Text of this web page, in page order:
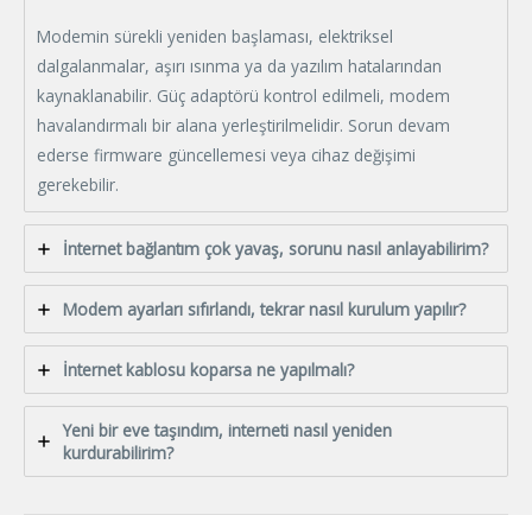
Modemin sürekli yeniden başlaması, elektriksel
dalgalanmalar, aşırı ısınma ya da yazılım hatalarından
kaynaklanabilir. Güç adaptörü kontrol edilmeli, modem
havalandırmalı bir alana yerleştirilmelidir. Sorun devam
ederse firmware güncellemesi veya cihaz değişimi
gerekebilir.
İnternet bağlantım çok yavaş, sorunu nasıl anlayabilirim?
Modem ayarları sıfırlandı, tekrar nasıl kurulum yapılır?
İnternet kablosu koparsa ne yapılmalı?
Yeni bir eve taşındım, interneti nasıl yeniden
kurdurabilirim?